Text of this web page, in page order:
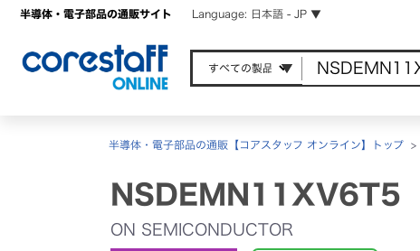
半導体・電子部品の通販サイト Language: 日本語 - JP ▼
半導体・電子部品の通販【コアスタッフ オンライン】トップ >
NSDEMN11XV6T5
ON SEMICONDUCTOR